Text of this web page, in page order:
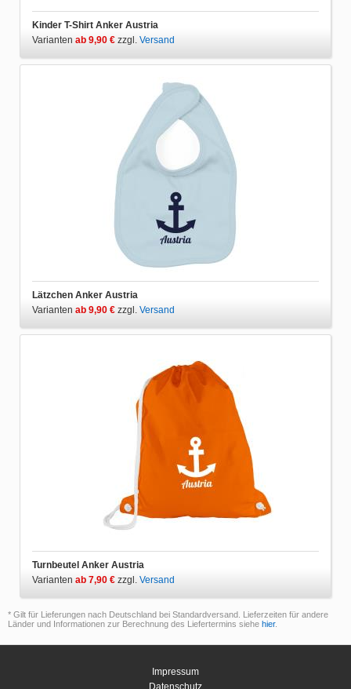
Kinder T-Shirt Anker Austria
Varianten ab 9,90 € zzgl. Versand
Lätzchen Anker Austria
Varianten ab 9,90 € zzgl. Versand
Turnbeutel Anker Austria
Varianten ab 7,90 € zzgl. Versand
* Gilt für Lieferungen nach Deutschland bei Standardversand. Lieferzeiten für andere
Länder und Informationen zur Berechnung des Liefertermins siehe hier.
Impressum
Datenschutz